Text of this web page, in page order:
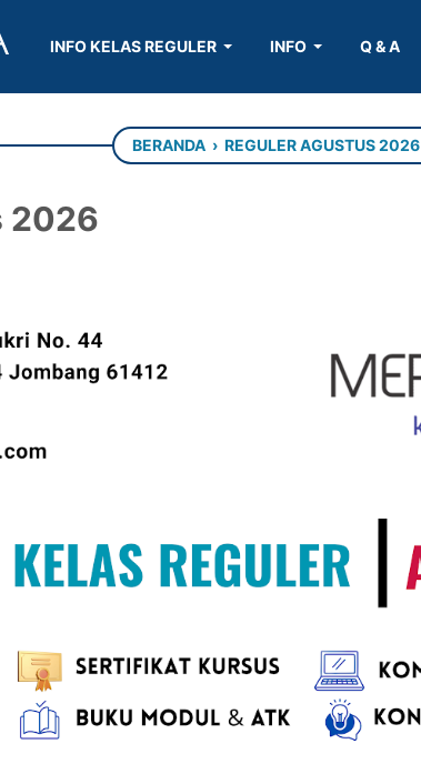
INFO KELAS REGULER INFO Q & A
BERANDA › REGULER AGUSTUS 2026
2026